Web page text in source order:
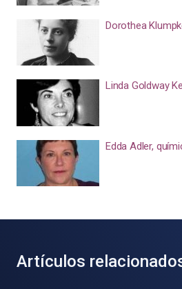
Dorothea
Linda Goldway
Edda Adler,
Artículos